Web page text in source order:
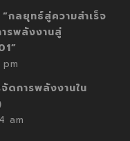
กลยุทธ์สู่ความสำเร็จ
รพลังงานสู่
ดการพลังงานใน
am